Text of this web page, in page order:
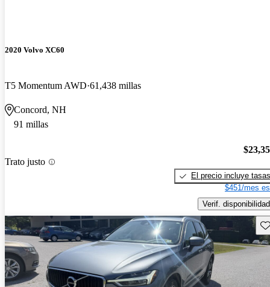
2020 Volvo XC60
T5 Momentum AWD 61,438 millas
Concord, NH
91 millas
Trato justo
El precio incluye tasas
$451/mes
Verif. disponibilidad